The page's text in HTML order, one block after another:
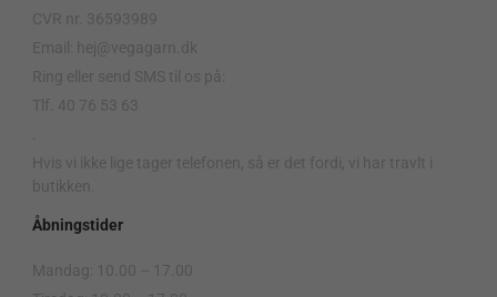
CVR nr. 36593989
Email: hej@vegagarn.dk
Ring eller send SMS til os på:
Tlf. 40 76 53 63
Hvis vi ikke lige tager telefonen, så er det fordi, vi har travlt i
butikken.
Åbningstider
Mandag: 10.00 – 17.00